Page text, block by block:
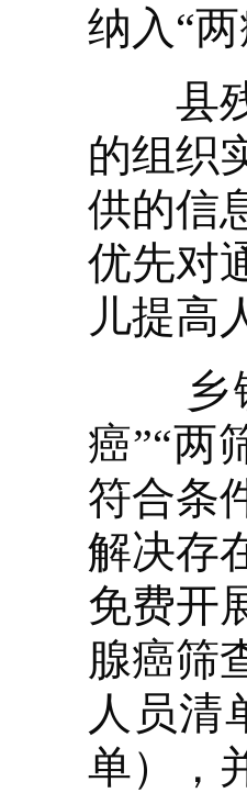
纳入“
县残
的组织
供的信
优先对
儿提高
乡镇
癌”“两
符合条
解决存
免费开
腺癌筛
人员清
单），